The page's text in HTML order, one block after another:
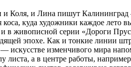
Коля, и Лина пишут Калининград
куда художники каждое лето
в живописной серии «Дороги
эпохе. Как и тонкие линии
искусстве изменчивого мира
листа, а в центре работы,